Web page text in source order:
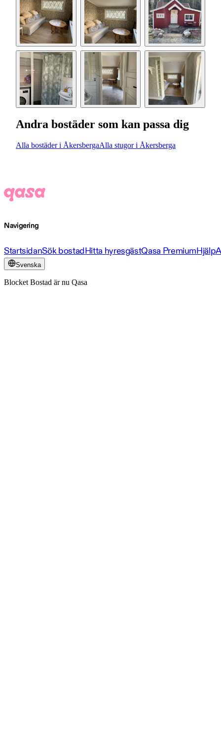
Andra bostäder som kan passa dig
Alla bostäder i ÅkersbergaAlla stugor i Åkersberga
Navigering
StartsidanSök bostadHitta hyresgästQasa PremiumHjälp
Svenska
Blocket Bostad är nu Qasa